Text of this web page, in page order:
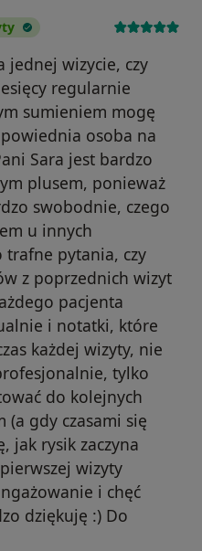
jednej wizycie, czy
regularnie
sumieniem mogę
osoba na
Sara jest bardzo
plusem, ponieważ
swobodnie, czego
u innych
trafne pytania, czy
z poprzednich wizyt
pacjenta
i notatki, które
każdej wizyty, nie
tylko
do kolejnych
(a gdy czasami się
jak rysik zaczyna
wizyty
i chęć
dziękuję :) Do